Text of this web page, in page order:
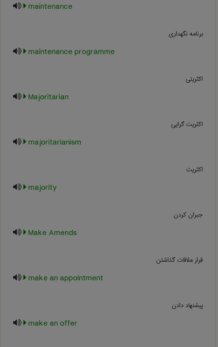
maintenance
برنامه نگهداری
maintenance programme
اکثریتی
Majoritarian
اکثریت گرایی
majoritarianism
اکثریت
majority
جبران کردن
Make Amends
قرار ملاقات گذاشتن
make an appointment
پیشنهاد دادن
make an offer